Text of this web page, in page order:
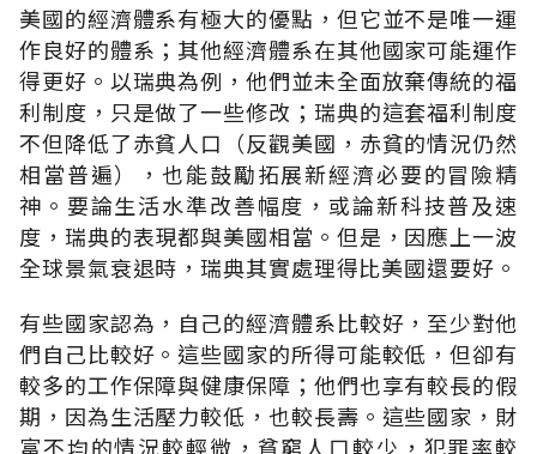
美國的經濟體系有極大的優點，但它並不是唯一運
作良好的體系；其他經濟體系在其他國家可能運作
得更好。以瑞典為例，他們並未全面放棄傳統的福
利制度，只是做了一些修改；瑞典的這套福利制度
不但降低了赤貧人口（反觀美國，赤貧的情況仍然
相當普遍），也能鼓勵拓展新經濟必要的冒險精
神。要論生活水準改善幅度，或論新科技普及速
度，瑞典的表現都與美國相當。但是，因應上一波
全球景氣衰退時，瑞典其實處理得比美國還要好。
有些國家認為，自己的經濟體系比較好，至少對他
們自己比較好。這些國家的所得可能較低，但卻有
較多的工作保障與健康保障；他們也享有較長的假
期，因為生活壓力較低，也較長壽。這些國家，財
富不均的情況較輕微，貧窮人口較少，犯罪率較